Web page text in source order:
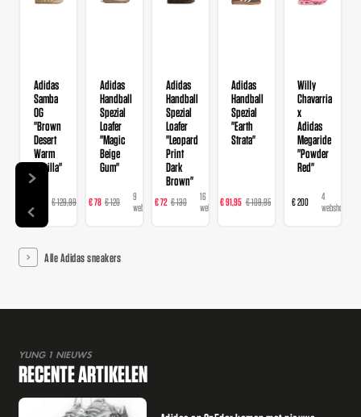
Adidas
Samba
OG
"Brown
Desert
Warm
Vanilla"
€ 129,99
14
webshops
Adidas
Handball
Spezial
Loafer
"Magic
Beige
Gum"
€ 78 € 120
9
webshops
Adidas
Handball
Spezial
Loafer
"Leopard
Print
Dark
Brown"
€ 72 € 130
16
webshops
Adidas
Handball
Spezial
"Earth
Strata"
€ 91,95 € 109,95
webshops
Willy
Chavarria
x
Adidas
Megaride
"Powder
Red"
€ 200
4
webshops
Alle Adidas sneakers
YUNG 1 NIEUWS
RECENTE ARTIKELEN